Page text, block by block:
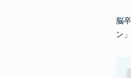
脳
ン